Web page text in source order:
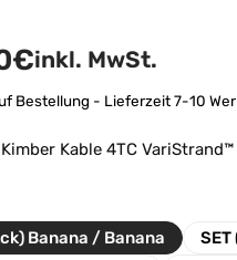
€inkl. MwSt.
Bestellung - Lieferzeit 7-10
Kable 4TC
Banana / Banana